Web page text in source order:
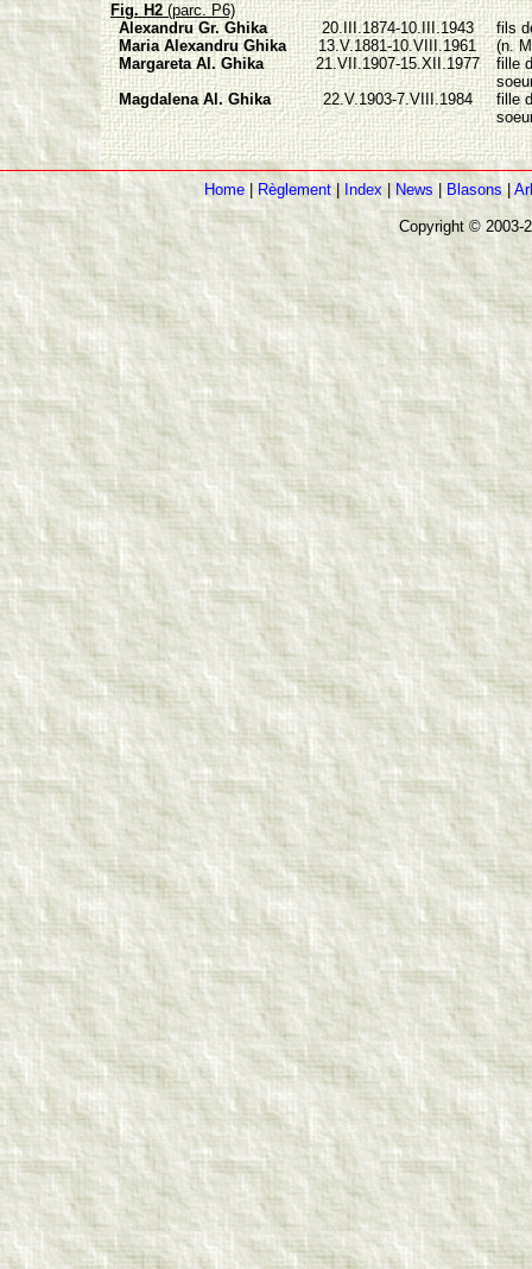
Fig. H2 (parc. P6)
Alexandru Gr. Ghika
20.III.1874-10.III.1943
fils de
Maria Alexandru Ghika
13.V.1881-10.VIII.1961 (n.
Margareta Al. Ghika
21.VII.1907-15.XII.1977 fille
soeur
Magdalena Al. Ghika
22.V.1903-7.VIII.1984
fille
soeur
Home| Règlement| Index| News Blasons|
Copyright © 2003-